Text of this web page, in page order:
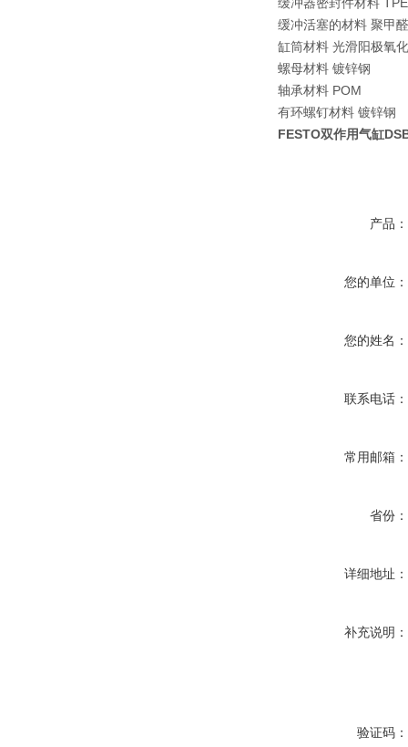
缓冲活塞的材料 聚甲醛
缸筒材料 光滑阳极氧
螺母材料 镀锌钢
轴承材料 POM
有环螺钉材料 镀锌钢
FESTO双作用气缸
产品：
您的单位：
您的姓名：
联系电话：
常用邮箱：
省份：
详细地址：
补充说明：
验证码：